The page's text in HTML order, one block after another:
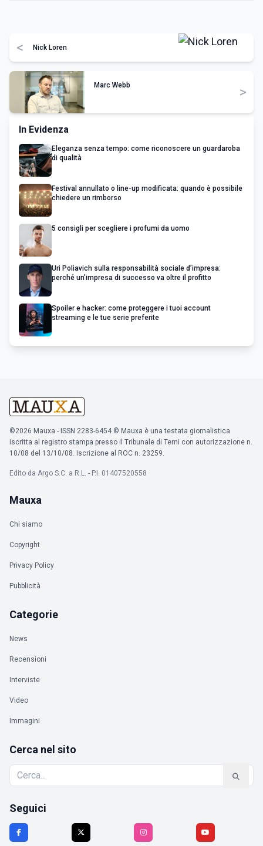
< Nick Loren
Marc Webb >
In Evidenza
Eleganza senza tempo: come riconoscere un guardaroba
di qualità
Festival annullato o line-up modificata: quando è possibile
chiedere un rimborso
5 consigli per scegliere i profumi da uomo
Uri Poliavich sulla responsabilità sociale d’impresa:
perché un’impresa di successo va oltre il profitto
Spoiler e hacker: come proteggere i tuoi account
streaming e le tue serie preferite
©2026 Mauxa - ISSN 2283-6454 © Mauxa è una testata giornalistica
iscritta al registro stampa presso il Tribunale di Terni con autorizzazione n.
10/08 del 13/10/08. Iscrizione al ROC n. 23259.
Edito da Argo S.C. a R.L. - P.I. 01407520558
Mauxa
Chi siamo
Copyright
Privacy Policy
Pubblicità
Categorie
News
Recensioni
Interviste
Video
Immagini
Cerca nel sito
Seguici